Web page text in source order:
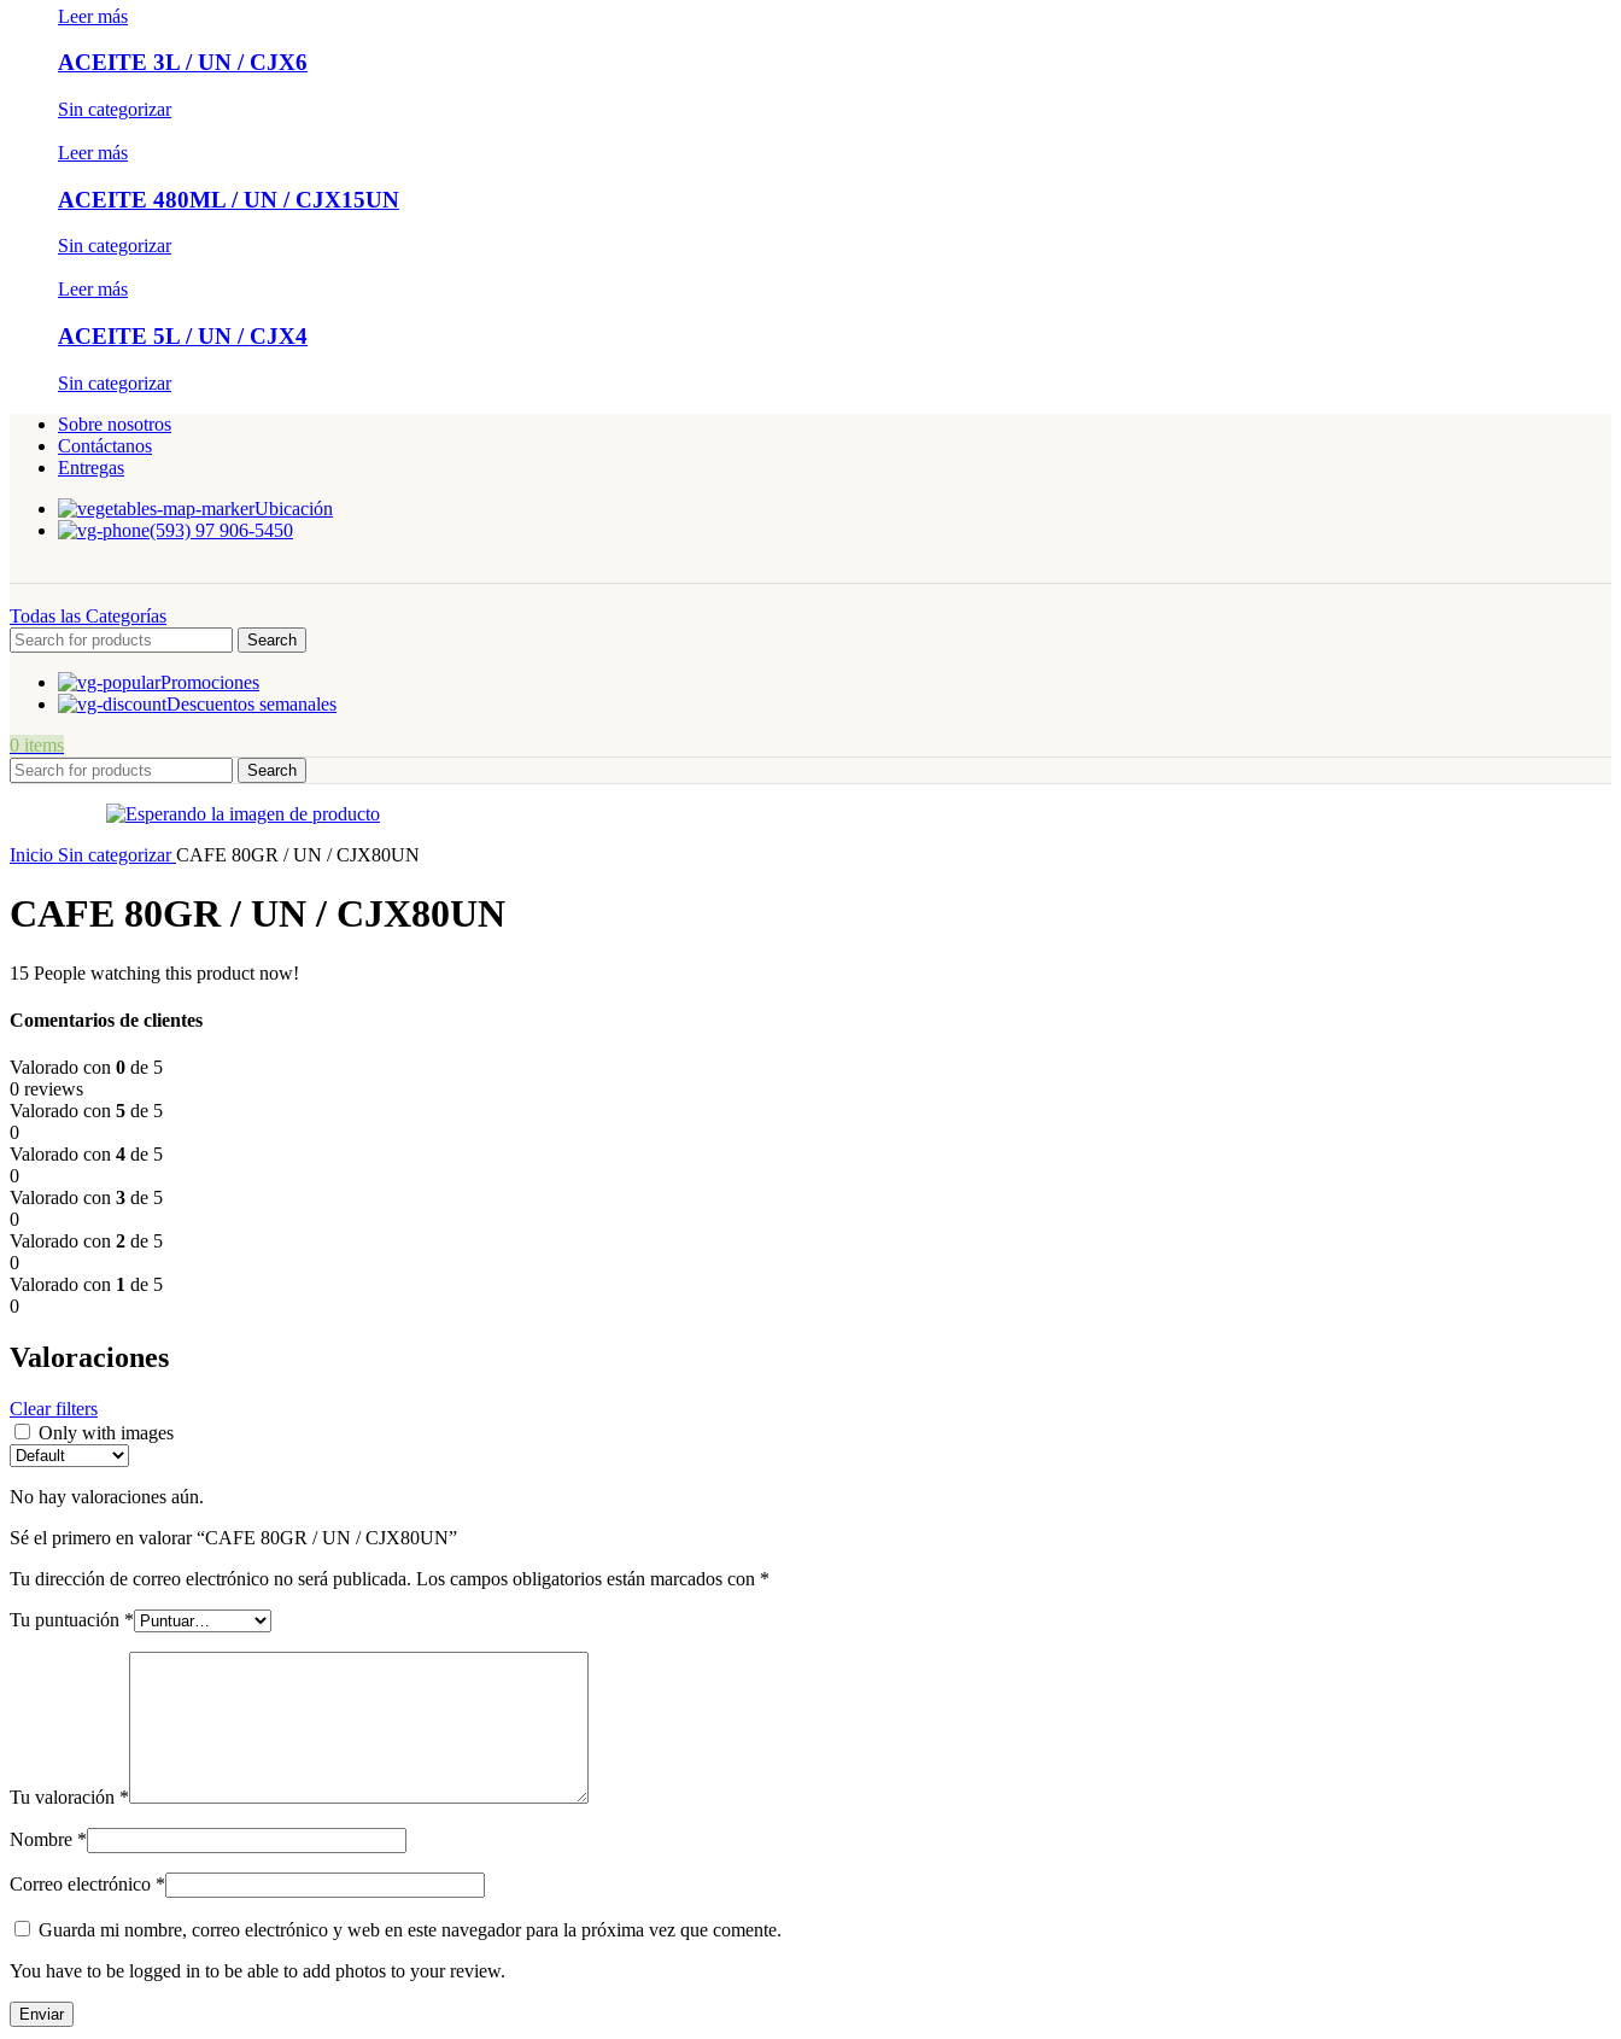
Leer más
ACEITE 3L / UN / CJX6
Sin categorizar
Leer más
ACEITE 480ML / UN / CJX15UN
Sin categorizar
Leer más
ACEITE 5L / UN / CJX4
Sin categorizar
Sobre nosotros
Contáctanos
Entregas
Ubicación
(593) 97 906-5450
Todas las Categorías
Search
Promociones
Descuentos semanales
0 items
Search
Inicio Sin categorizarCAFE 80GR / UN / CJX80UN
CAFE 80GR / UN / CJX80UN
15 People watching this product now!
Comentarios de clientes
Valorado con 0 de 5
0 reviews
Valorado con 5 de 5
0
Valorado con 4 de 5
0
Valorado con 3 de 5
0
Valorado con 2 de 5
0
Valorado con 1 de 5
0
Valoraciones
Clear filters
Only with images
No hay valoraciones aún.
Sé el primero en valorar “CAFE 80GR / UN / CJX80UN”
Tu dirección de correo electrónico no será publicada. Los campos obligatorios están marcados con *
Tu puntuación *
Tu valoración *
Nombre *
Correo electrónico *
Guarda mi nombre, correo electrónico y web en este navegador para la próxima vez que comente.
You have to be logged in to be able to add photos to your review.